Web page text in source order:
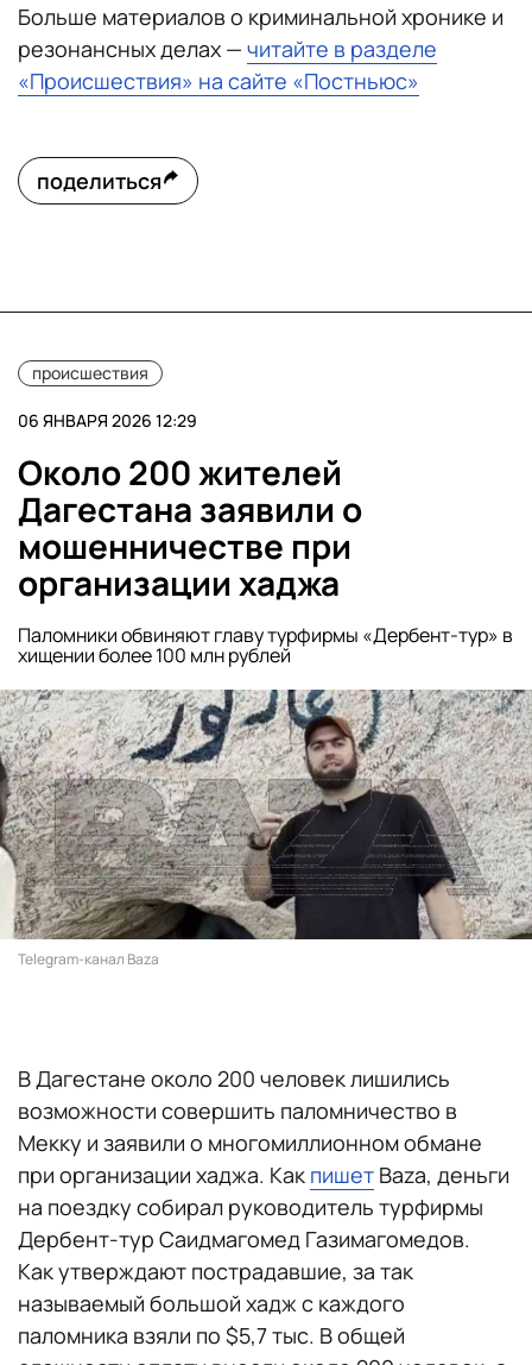
Больше материалов о криминальной хронике и
резонансных делах — читайте в разделе
«Происшествия» на сайте «Постньюс»
поделиться
происшествия
06 ЯНВАРЯ 2026 12:29
Около 200 жителей
Дагестана заявили о
мошенничестве при
организации хаджа
Паломники обвиняют главу турфирмы «Дербент-тур» в
хищении более 100 млн рублей
Telegram-канал Baza
В Дагестане около 200 человек лишились
возможности совершить паломничество в
Мекку и заявили о многомиллионном обмане
при организации хаджа. Как пишет Baza, деньги
на поездку собирал руководитель турфирмы
Дербент-тур Саидмагомед Газимагомедов.
Как утверждают пострадавшие, за так
называемый большой хадж с каждого
паломника взяли по $5,7 тыс. В общей